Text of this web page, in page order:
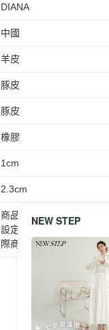
DIANA
中國
羊皮
豚皮
豚皮
橡膠
1cm
2.3cm
商品圖片顏色會因拍攝燈
設定不同，而造成部份色
際商品為主。
NEW STEP